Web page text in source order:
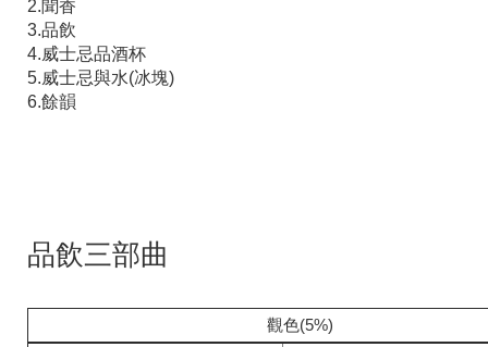
2.聞香
3.品飲
4.威士忌品酒杯
5.威士忌與水(冰塊)
6.餘韻
品飲三部曲
觀色(5%)